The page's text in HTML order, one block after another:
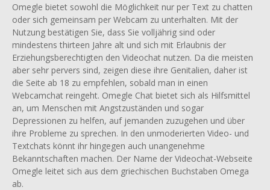
Omegle bietet sowohl die Möglichkeit nur per Text zu chatten
oder sich gemeinsam per Webcam zu unterhalten. Mit der
Nutzung bestätigen Sie, dass Sie volljährig sind oder
mindestens thirteen Jahre alt und sich mit Erlaubnis der
Erziehungsberechtigten den Videochat nutzen. Da die meisten
aber sehr pervers sind, zeigen diese ihre Genitalien, daher ist
die Seite ab 18 zu empfehlen, sobald man in einen
Webcamchat reingeht. Omegle Chat bietet sich als Hilfsmittel
an, um Menschen mit Angstzuständen und sogar
Depressionen zu helfen, auf jemanden zuzugehen und über
ihre Probleme zu sprechen. In den unmoderierten Video- und
Textchats könnt ihr hingegen auch unangenehme
Bekanntschaften machen. Der Name der Videochat-Webseite
Omegle leitet sich aus dem griechischen Buchstaben Omega
ab.